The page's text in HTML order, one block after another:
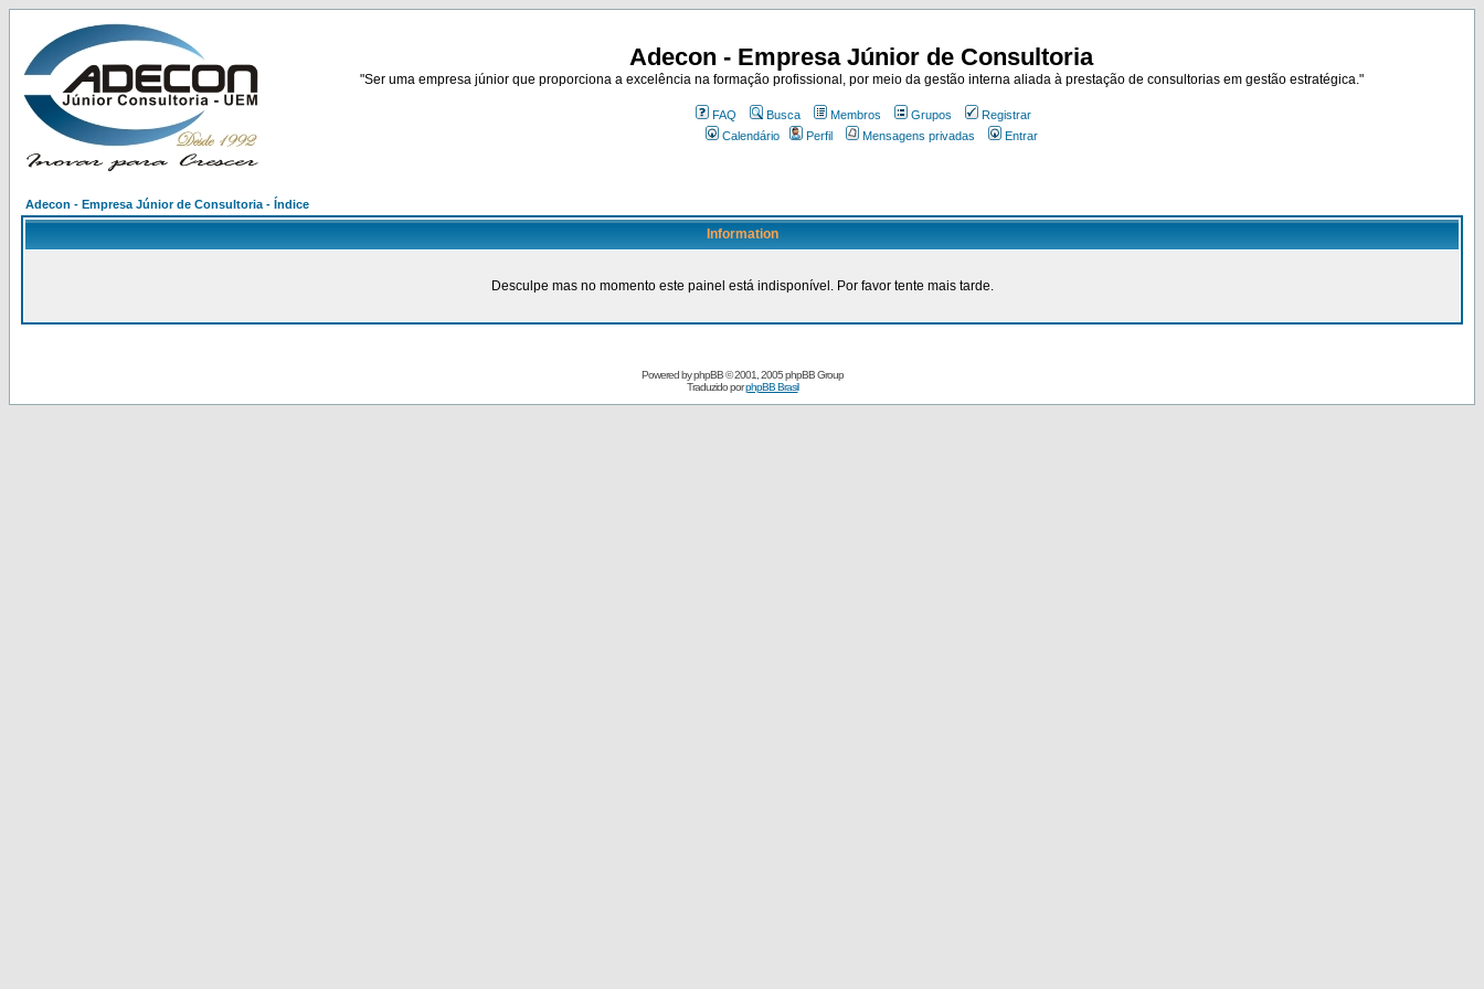
Adecon - Empresa Júnior de Consultoria
"Ser uma empresa júnior que proporciona a excelência na formação profissional, por meio da gestão interna aliada à prestação de consultorias em gestão estratégica."
FAQ Busca Membros Grupos
Registrar
Calendário
Perfil Mensagens privadas Entrar
Adecon - Empresa Júnior de Consultoria - Índice
Information
Desculpe mas no momento este painel está indisponível. Por favor tente mais tarde.
Powered byphpBB© 2001, 2005 phpBB Group
Traduzido porphpBB Brasil